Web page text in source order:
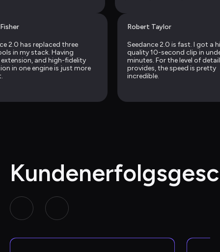
2.0 has replaced three
in my stack. Having
and high-fidelity
in one engine is just more
Robert Taylor
Seedance 2.0 is fast. I got a
quality 10-second clip in
minutes. For the level of
provides, the speed is pretty
incredible.